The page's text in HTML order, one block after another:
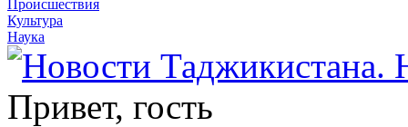
Происшествия
Культура
Наука
Привет, гость